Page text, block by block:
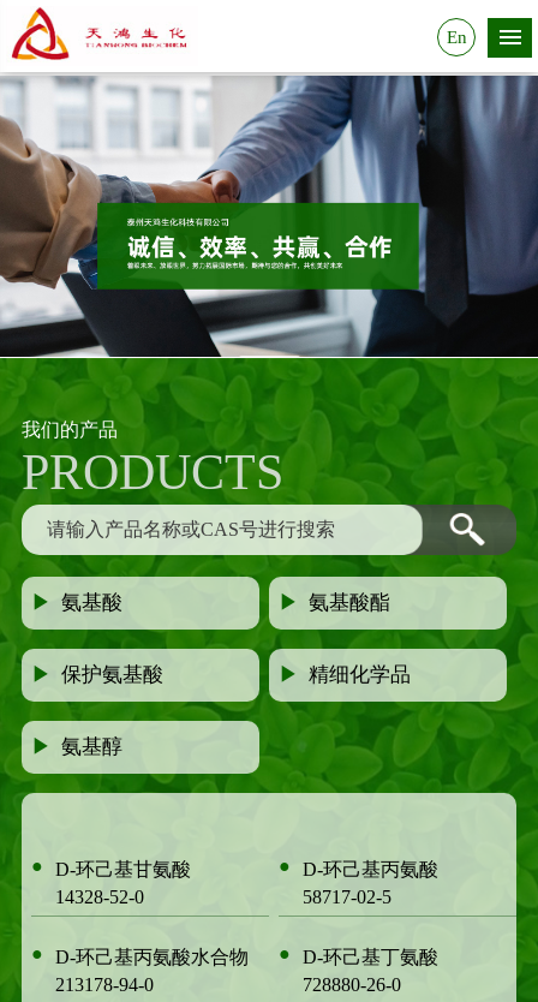
En
我们的产品
PRODUCTS
▶氨基酸 ▶氨基酸酯
▶保护氨基酸 ▶精细化学品
▶氨基醇
●
D-环己基甘氨酸
14328-52-0
●
D-环己基丙氨酸
58717-02-5
●
D-环己基丙氨酸水合物
213178-94-0
●
D-环己基丁氨酸
728880-26-0